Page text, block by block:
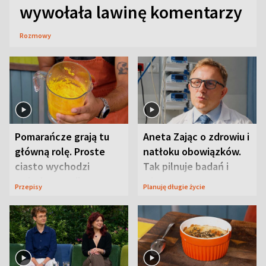
wywołała lawinę komentarzy
Rozmowy
Pomarańcze grają tu
główną rolę. Proste
ciasto wychodzi
wyjątkowo wilgotne
Przepisy
Aneta Zając o zdrowiu i
natłoku obowiązków.
Tak pilnuje badań i
wizyt
Planuję długie życie